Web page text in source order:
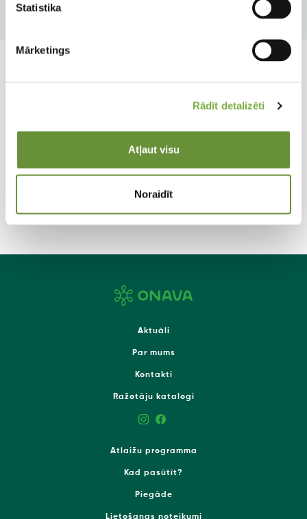
Statistika
Mārketings
Rādīt detalizēti
Atļaut visu
Noraidīt
Piederumi
Aktuāli
Par mums
Kontakti
Ražotāju katalogi
Atlaižu programma
Kad pasūtīt?
Piegāde
Lietošanas noteikumi